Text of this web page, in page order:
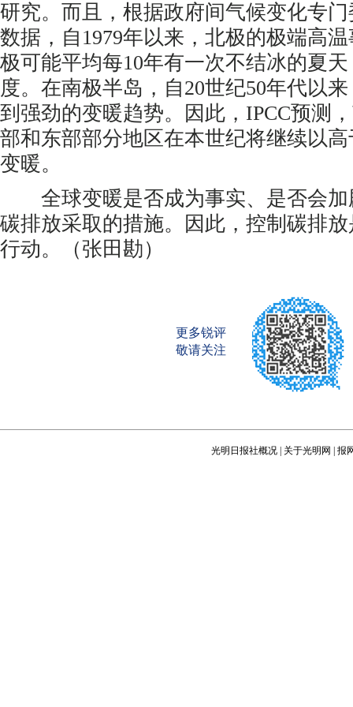
研究。而且，根据政府间气候变化专
数据，自1979年以来，北极的极端高
极可能平均每10年有一次不结冰的夏
度。在南极半岛，自20世纪50年代以
到强劲的变暖趋势。因此，IPCC预测
部和东部部分地区在本世纪将继续以
变暖。
全球变暖是否成为事实、是否会加
碳排放采取的措施。因此，控制碳排
行动。（张田勘）
更多锐评
敬请关注
光明日报社概况 关于光明网 报